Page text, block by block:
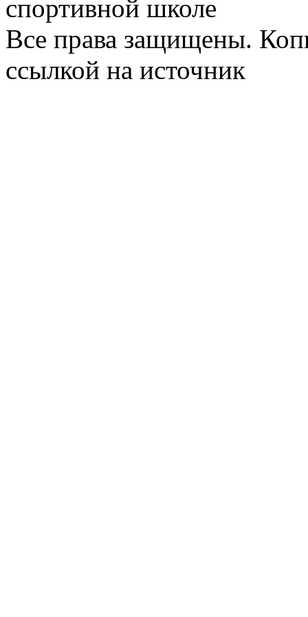
спортивной школе
Все права защищены.
ссылкой на источник